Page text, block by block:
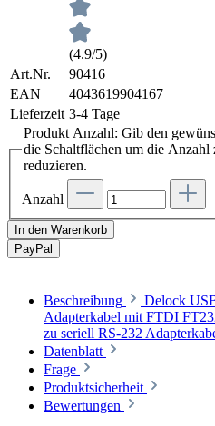
(4.9/5)
Art.Nr.
90416
EAN
4043619904167
Lieferzeit 3-4 Tage
Produkt Anzahl: Gib den
die Schaltflächen um die Anzahl
reduzieren.
Anzahl
In den Warenkorb
PayPal
Beschreibung
Delock
Adapterkabel mit FTDI
zu seriell RS-232
Datenblatt
Frage
Produktsicherheit
Bewertungen